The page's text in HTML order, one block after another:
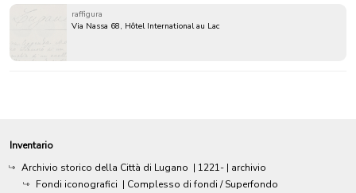
raffigura
Via Nassa 68, Hôtel International au Lac
Inventario
Archivio storico della Città di Lugano | 1221- | archivio
Fondi iconografici | Complesso di fondi / Superfondo